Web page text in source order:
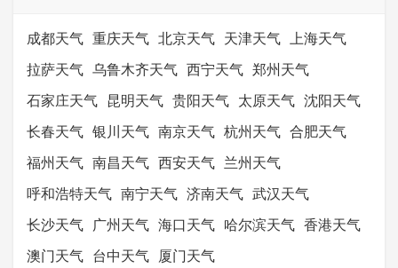
成都天气 重庆天气 北京天气 天津天气 上海天气
拉萨天气 乌鲁木齐天气 西宁天气 郑州天气
石家庄天气 昆明天气 贵阳天气 太原天气 沈阳天气
长春天气 银川天气 南京天气 杭州天气 合肥天气
福州天气 南昌天气 西安天气 兰州天气
呼和浩特天气 南宁天气 济南天气 武汉天气
长沙天气 广州天气 海口天气 哈尔滨天气 香港天气
澳门天气 台中天气 厦门天气